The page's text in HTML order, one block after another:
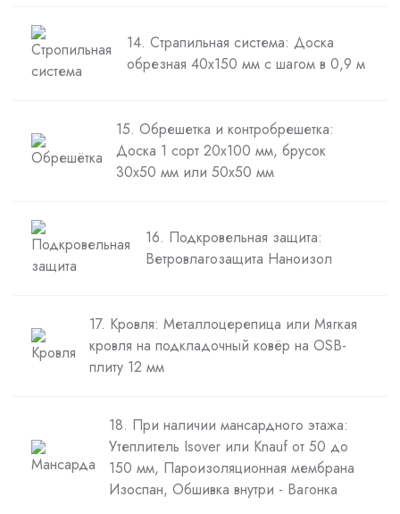
14. Страпильная система: Доска
обрезная 40х150 мм с шагом в 0,9 м
15. Обрешетка и контробрешетка:
Доска 1 сорт 20х100 мм, брусок
30х50 мм или 50х50 мм
16. Подкровельная защита:
Ветровлагозащита Наноизол
17. Кровля: Металлоцерепица или Мягкая
кровля на подкладочный ковёр на OSB-
плиту 12 мм
18. При наличии мансардного этажа:
Утеплитель Isover или Knauf от 50 до
150 мм, Пароизоляционная мембрана
Изоспан, Обшивка внутри - Вагонка